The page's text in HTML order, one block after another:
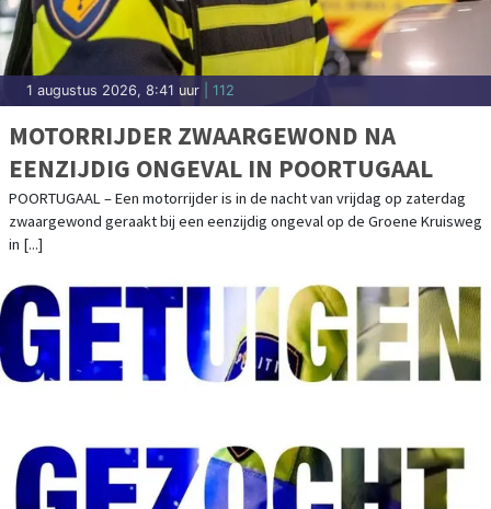
1 augustus 2026, 8:41 uur | 112
MOTORRIJDER ZWAARGEWOND NA
EENZIJDIG ONGEVAL IN POORTUGAAL
POORTUGAAL – Een motorrijder is in de nacht van vrijdag op zaterdag
zwaargewond geraakt bij een eenzijdig ongeval op de Groene Kruisweg
in [...]